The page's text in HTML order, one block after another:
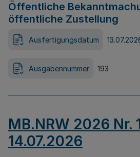
Öffentliche
öffentliche Zustellung
Ausfertigungsdatum
Ausgabennummer 193
MB.NRW 2026 Nr.
14.07.2026